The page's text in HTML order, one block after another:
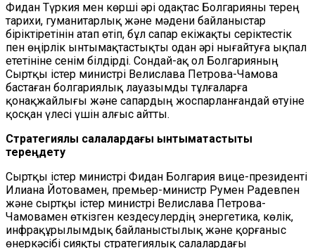
Фидан Түркия мен көрші әрі одақтас Болгарияны терең
тарихи, гуманитарлық және мәдени байланыстар
біріктіретінін атап өтіп, бұл сапар екіжақты серіктестік
пен өңірлік ынтымақтастықты одан әрі нығайтуға ықпал
ететініне сенім білдірді. Сондай-ақ ол Болгарияның
Сыртқы істер министрі Велислава Петрова-Чамова
бастаған болгариялық лауазымды тұлғаларға
қонақжайлығы және сапардың жоспарланғандай өтуіне
қосқан үлесі үшін алғыс айтты.
Стратегиялық салалардағы ынтымақтастықты
тереңдету
Сыртқы істер министрі Фидан Болгария вице-президенті
Илиана Йотовамен, премьер-министр Румен Радевпен
және сыртқы істер министрі Велислава Петрова-
Чамовамен өткізген кездесулердің энергетика, көлік,
инфрақұрылымдық байланыстылық және қорғаныс
өнеркәсібі сияқты стратегиялық салалардағы